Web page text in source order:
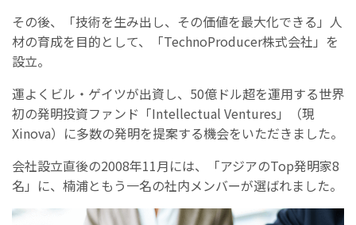
その後、「技術を生み出し、その価値を最大化できる」人
材の育成を目的として、「TechnoProducer株式会社」を
設立。
運よくビル・ゲイツが出資し、50億ドル超を運用する世界
初の発明投資ファンド「Intellectual Ventures」（現
Xinova）に多数の発明を提案する機会をいただきました。
会社設立直後の2008年11月には、「アジアのTop発明家8
名」に、楠浦ともう一名の社内メンバーが選ばれました。